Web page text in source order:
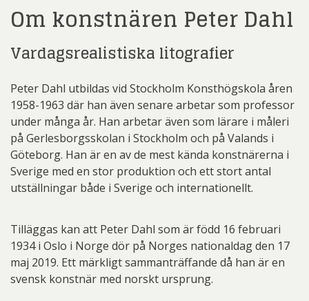
Om konstnären Peter Dahl
Vardagsrealistiska litografier
Peter Dahl utbildas vid Stockholm Konsthögskola åren
1958-1963 där han även senare arbetar som professor
under många år. Han arbetar även som lärare i måleri
på Gerlesborgsskolan i Stockholm och på Valands i
Göteborg. Han är en av de mest kända konstnärerna i
Sverige med en stor produktion och ett stort antal
utställningar både i Sverige och internationellt.
Tilläggas kan att Peter Dahl som är född 16 februari
1934 i Oslo i Norge dör på Norges nationaldag den 17
maj 2019. Ett märkligt sammanträffande då han är en
svensk konstnär med norskt ursprung.